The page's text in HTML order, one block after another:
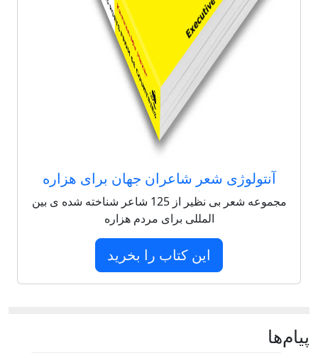
آنتولوژی شعر شاعران جهان برای هزاره
مجموعه شعر بی نظیر از 125 شاعر شناخته شده ی بین
المللی برای مردم هزاره
این کتاب را بخرید
پيام‌ها